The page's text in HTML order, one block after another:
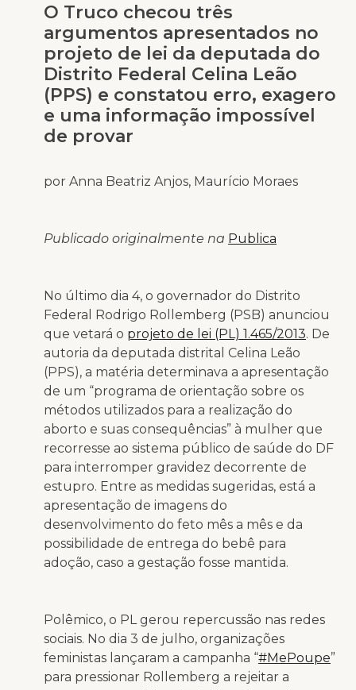
O Truco checou três
argumentos apresentados no
projeto de lei da deputada do
Distrito Federal Celina Leão
(PPS) e constatou erro, exagero
e uma informação impossível
de provar
por Anna Beatriz Anjos, Maurício Moraes
Publicado originalmente na Publica
No último dia 4, o governador do Distrito
Federal Rodrigo Rollemberg (PSB) anunciou
que vetará o projeto de lei (PL) 1.465/2013. De
autoria da deputada distrital Celina Leão
(PPS), a matéria determinava a apresentação
de um “programa de orientação sobre os
métodos utilizados para a realização do
aborto e suas consequências” à mulher que
recorresse ao sistema público de saúde do DF
para interromper gravidez decorrente de
estupro. Entre as medidas sugeridas, está a
apresentação de imagens do
desenvolvimento do feto mês a mês e da
possibilidade de entrega do bebê para
adoção, caso a gestação fosse mantida.
Polêmico, o PL gerou repercussão nas redes
sociais. No dia 3 de julho, organizações
feministas lançaram a campanha “#MePoupe”
para pressionar Rollemberg a rejeitar a